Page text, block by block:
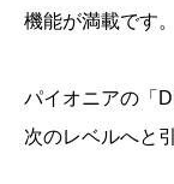
機能が満載です。
パイオニアの「
次のレベルへと